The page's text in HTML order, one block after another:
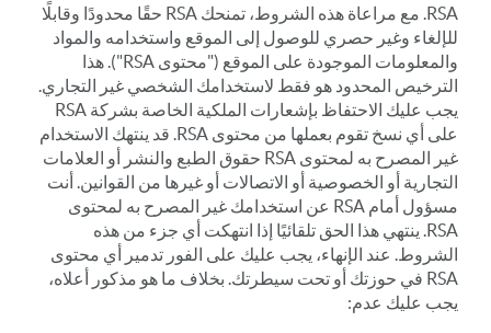
RSA. مع مراعاة هذه الشروط، تمنحك RSA حقًا محدودًا وقابلًا
للإلغاء وغير حصري للوصول إلى الموقع واستخدامه والمواد
والمعلومات الموجودة على الموقع ("محتوى RSA"). هذا
الترخيص المحدود هو فقط لاستخدامك الشخصي غير التجاري.
يجب عليك الاحتفاظ بإشعارات الملكية الخاصة بشركة RSA
على أي نسخ تقوم بعملها من محتوى RSA. قد ينتهك الاستخدام
غير المصرح به لمحتوى RSA حقوق الطبع والنشر أو العلامات
التجارية أو الخصوصية أو الاتصالات أو غيرها من القوانين. أنت
مسؤول أمام RSA عن استخدامك غير المصرح به لمحتوى
RSA. ينتهي هذا الحق تلقائيًا إذا انتهكت أي جزء من هذه
الشروط. عند الإنهاء، يجب عليك على الفور تدمير أي محتوى
RSA في حوزتك أو تحت سيطرتك. بخلاف ما هو مذكور أعلاه،
يجب عليك عدم: